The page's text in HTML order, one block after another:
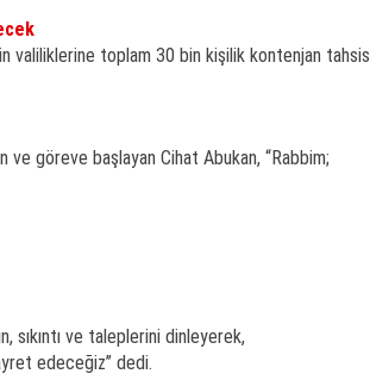
valiliklerine toplam 30 bin kişilik kontenjan tahsis
ve göreve başlayan Cihat Abukan, “Rabbim;
sıkıntı ve taleplerini dinleyerek,
edeceğiz” dedi.